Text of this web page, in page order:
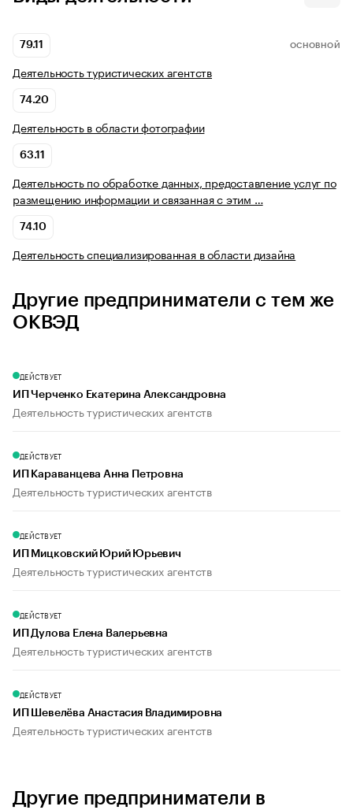
79.11 ОСНОВНОЙ
Деятельность туристических агентств
74.20
Деятельность в области фотографии
63.11
Деятельность по обработке данных, предоставление услуг по
размещению информации и связанная с этим …
74.10
Деятельность специализированная в области дизайна
Другие предприниматели с тем же
ОКВЭД
ДЕЙСТВУЕТ
ИП Черченко Екатерина Александровна
Деятельность туристических агентств
ДЕЙСТВУЕТ
ИП Караванцева Анна Петровна
Деятельность туристических агентств
ДЕЙСТВУЕТ
ИП Мицковский Юрий Юрьевич
Деятельность туристических агентств
ДЕЙСТВУЕТ
ИП Дулова Елена Валерьевна
Деятельность туристических агентств
ДЕЙСТВУЕТ
ИП Шевелёва Анастасия Владимировна
Деятельность туристических агентств
Другие предприниматели в